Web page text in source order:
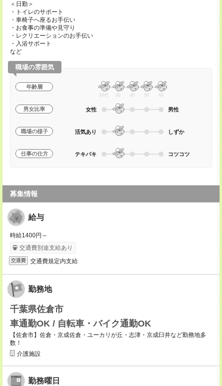
＜日勤＞
・トイレのサポート
・車椅子へ座るお手伝い
・お食事の準備や見守り
・レクリエーションのお手伝い
・入浴サポート
など
職場の雰囲気
年齢層
20代 30 40 50 60
男女比率 女性 男性
職場の様子 活気あり しずか
仕事の仕方 テキパキ コツコツ
募集情報
給与
時給1400円～
交通費別途支給あり
交通費 交通費規定内支給
勤務地
千葉県佐倉市
車通勤OK / 自転車・バイク通勤OK
【佐倉市】佐倉・京成佐倉・ユーカリが丘・志津・京成臼井など勤務地多
数！
介護施設
勤務曜日